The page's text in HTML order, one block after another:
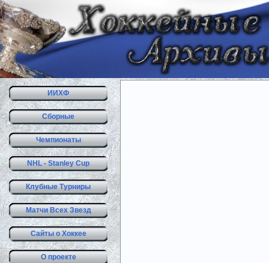
ИИХФ
Сборные
Чемпионаты
NHL - Stanley Cup
Клубные Турниры
Матчи Всех Звезд
Сайты о Хоккее
О проекте